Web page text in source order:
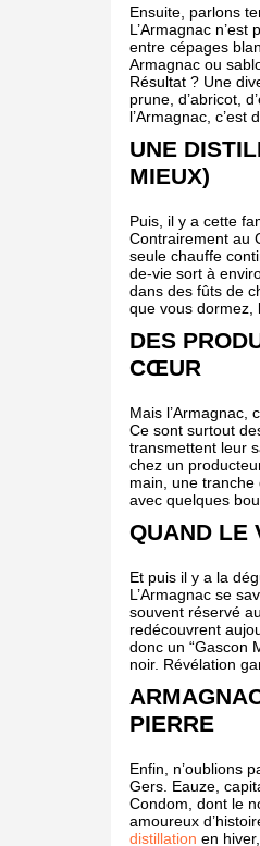
Ensuite, parlons
L’Armagnac
entre cépages
Armagnac ou
Résultat ? Une
prune, d’abricot,
l’Armagnac, c’est
UNE
MIEUX)
Puis, il y a cette
Contrairement au
seule chauffe
de-vie sort à
dans des fûts de
que vous dormez,
DES
CŒUR
Mais l’Armagnac,
Ce sont surtout
transmettent leur
chez un
main, une
avec quelques
QUAND LE
Et puis il y a la
L’Armagnac se
souvent réservé
redécouvrent
donc un “Gascon
noir. Révélation
PIERRE
Enfin, n’oublions
Gers. Eauze,
Condom, dont le
amoureux
distillation en